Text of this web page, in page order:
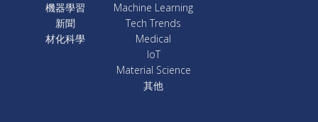
機器學習
新聞
材化科學
Machine Learning
Tech Trends
Medical
IoT
Material Science
其他